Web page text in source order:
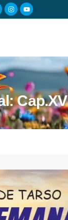
Cap.XV